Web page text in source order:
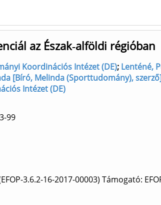
az Észak‐alföldi régióban
Koordinációs Intézet (DE); Lenténé,
[Bíró, Melinda (Sporttudomány),
Intézet (DE)
99
3.6.2-16-2017-00003) Támogató: